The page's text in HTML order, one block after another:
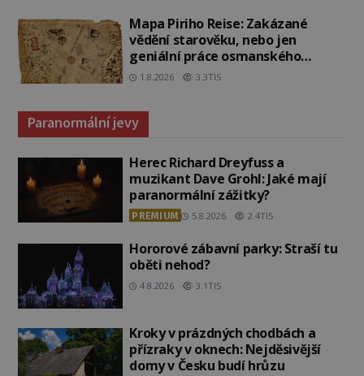
Mapa Piriho Reise: Zakázané
vědění starověku, nebo jen
geniální práce osmanského
admirála?
1.8.2026 3.3TIS
Paranormální jevy
Herec Richard Dreyfuss a
muzikant Dave Grohl: Jaké mají
paranormální zážitky?
PREMIUM 5.8.2026 2.4TIS
Hororové zábavní parky: Straší tu
oběti nehod?
4.8.2026 3.1TIS
Kroky v prázdných chodbách a
přízraky v oknech: Nejděsivější
domy v Česku budí hrůzu